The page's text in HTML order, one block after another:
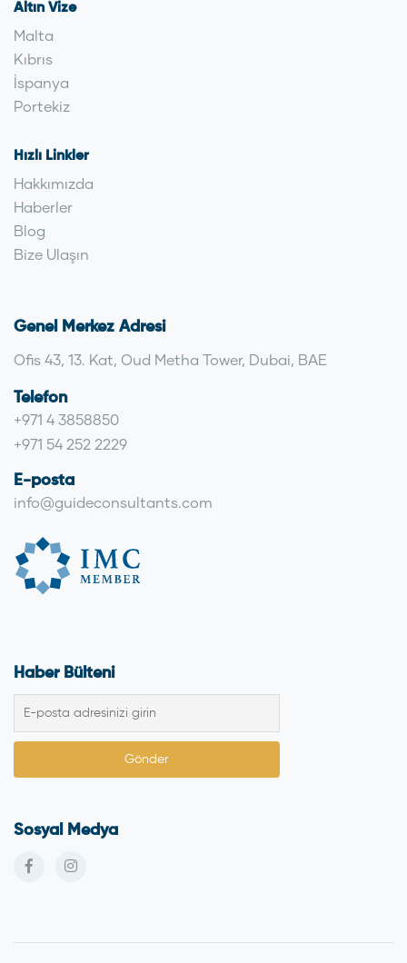
Altın Vize
Malta
Kıbrıs
İspanya
Portekiz
Hızlı Linkler
Hakkımızda
Haberler
Blog
Bize Ulaşın
Genel Merkez Adresi
Ofis 43, 13. Kat, Oud Metha Tower, Dubai, BAE
Telefon
+971 4 3858850
+971 54 252 2229
E-posta
info@guideconsultants.com
Haber Bülteni
Sosyal Medya